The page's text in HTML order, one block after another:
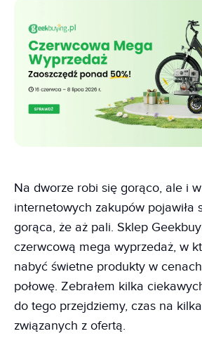
Na dworze robi się gorąco, ale i
internetowych zakupów pojawiła
gorąca, że aż pali. Sklep
czerwcową mega wyprzedaż, w
nabyć świetne produkty w
połowę. Zebrałem kilka
do tego przejdziemy, czas na
związanych z ofertą.